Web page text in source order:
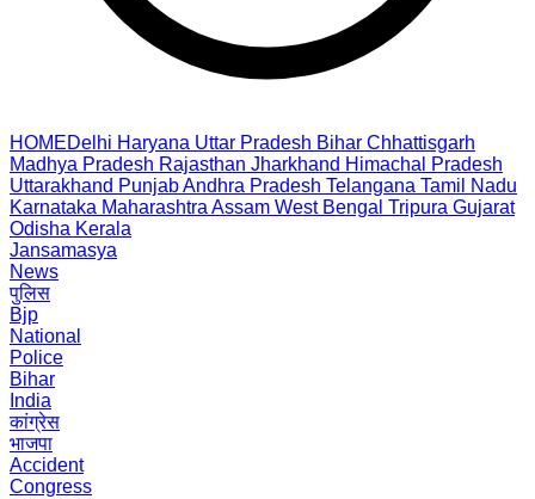
HOMEDelhi Haryana Uttar Pradesh Bihar Chhattisgarh
Madhya Pradesh Rajasthan Jharkhand Himachal Pradesh
Uttarakhand PunjabAndhra Pradesh Telangana Tamil Nadu
Karnataka Maharashtra Assam West Bengal Tripura Gujarat
Odisha Kerala
Jansamasya
News
पुलिस
Bjp
National
Police
Bihar
India
कांग्रेस
भाजपा
Accident
Congress